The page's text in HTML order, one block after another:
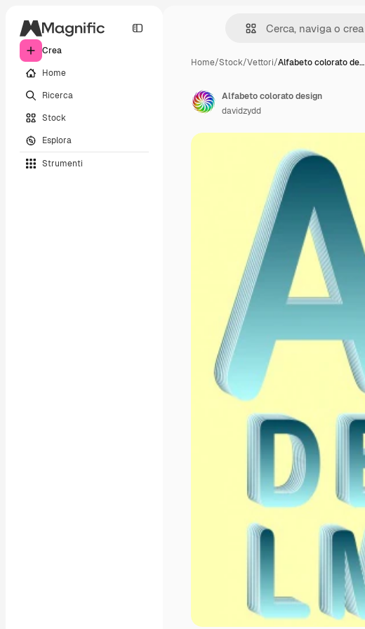
Crea
Home
Ricerca
Stock
Esplora
Strumenti
Home/Stock/Vettori/Alfabeto colorato de…
Alfabeto colorato design
davidzydd